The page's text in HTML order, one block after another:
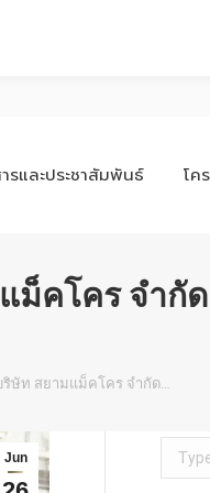
รและประชาสัมพันธ์ โค
ม็คโคร จำกั
ริษัท สยามแม็คโคร จำกัด…
Jun Search: